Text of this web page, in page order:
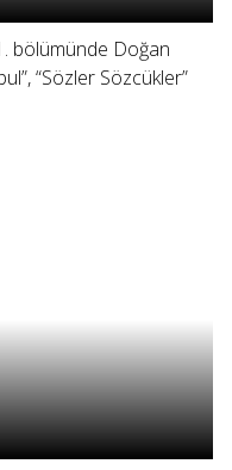
bölümünde Doğan
“Sözler Sözcükler”